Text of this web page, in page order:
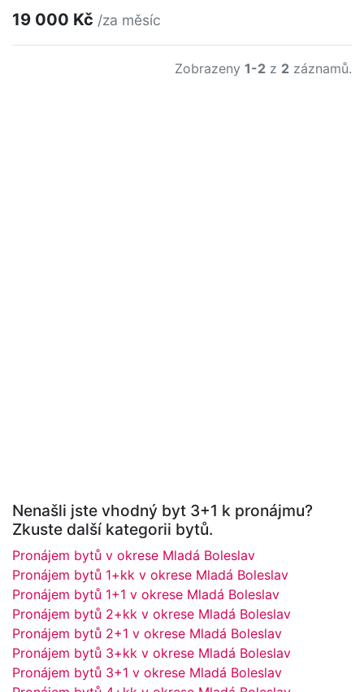
19 000 Kč /za měsíc
Zobrazeny 1-2 z 2 záznamů.
Nenašli jste vhodný byt 3+1 k pronájmu?
Zkuste další kategorii bytů.
Pronájem bytů v okrese Mladá Boleslav
Pronájem bytů 1+kk v okrese Mladá Boleslav
Pronájem bytů 1+1 v okrese Mladá Boleslav
Pronájem bytů 2+kk v okrese Mladá Boleslav
Pronájem bytů 2+1 v okrese Mladá Boleslav
Pronájem bytů 3+kk v okrese Mladá Boleslav
Pronájem bytů 3+1 v okrese Mladá Boleslav